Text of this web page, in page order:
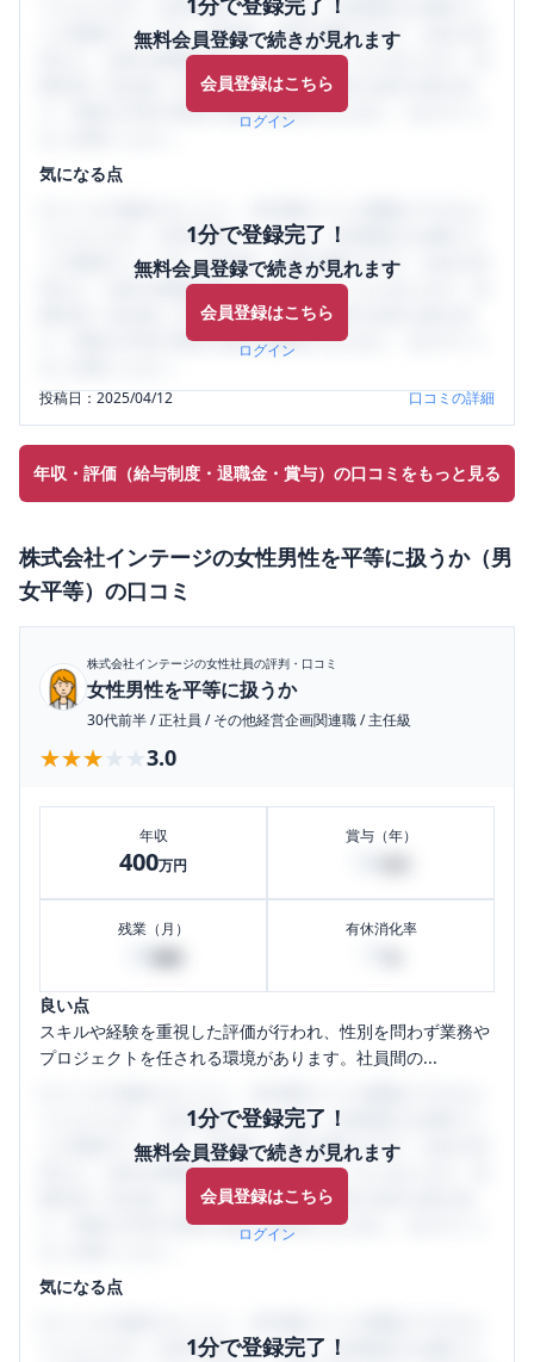
無料会員登録で続きが見れます
会員登録はこちら
ログイン
うになります。SHEHUB(シーハブ)は、女性限定の企業口コ
ミの投稿サイトです。給与面・女性の働きやすさ・会社の評
判など、女性の転職は気にすべき点がたくさんあります。先
輩社員（元社員）の口コミを通して、本当の会社の姿を知
り、将来の不安や現在の悩みを解消するために、ぜひサイト
気になる点
1分で登録完了！
無料会員登録で続きが見れます
会員登録はこちら
ログイン
うになります。SHEHUB(シーハブ)は、女性限定の企業口コ
ミの投稿サイトです。給与面・女性の働きやすさ・会社の評
判など、女性の転職は気にすべき点がたくさんあります。先
輩社員（元社員）の口コミを通して、本当の会社の姿を知
り、将来の不安や現在の悩みを解消するために、ぜひサイト
投稿日：2025/04/12 口コミの詳細
年収・評価（給与制度・退職金・賞与）の口コミをもっと見る
株式会社インテージの女性男性を平等に扱うか（男
女平等） の口コミ
株式会社インテージの女性社員の評判・口コミ
女性男性を平等に扱うか
30代前半/正社員 /その他経営企画関連職/主任級
★★★★★
★★★★★ 3.0
年収
400万円
賞与（年）
残業（月） 有休消化率
良い点
スキルや経験を重視した評価が行われ、性別を問わず業務や
プロジェクトを任される環境があります。社員間の...
1分で登録完了！
無料会員登録で続きが見れます
会員登録はこちら
ログイン
うになります。SHEHUB(シーハブ)は、女性限定の企業口コ
ミの投稿サイトです。給与面・女性の働きやすさ・会社の評
判など、女性の転職は気にすべき点がたくさんあります。先
輩社員（元社員）の口コミを通して、本当の会社の姿を知
り、将来の不安や現在の悩みを解消するために、ぜひサイト
気になる点
1分で登録完了！
うになります。SHEHUB(シーハブ)は、女性限定の企業口コ